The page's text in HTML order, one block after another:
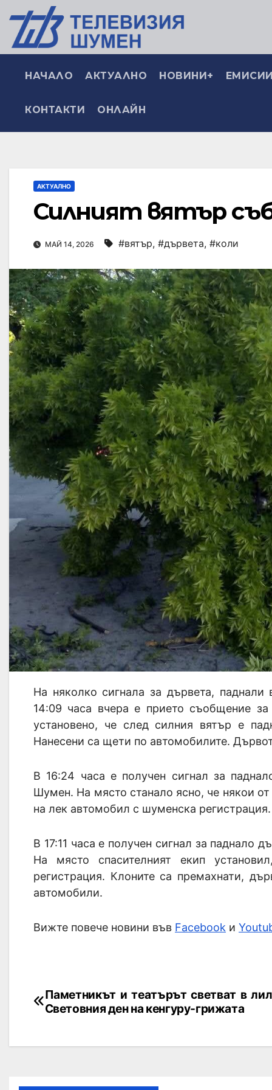
НАЧАЛО АКТУАЛНО НОВИНИ+
КОНТАКТИ ОНЛАЙН
АКТУАЛНО
Силният вятър
МАЙ 14, 2026 #вятър, #дървета, #коли
На няколко сигнала за дървета,
14:09 часа вчера е прието съобщение
установено, че след силния вятър е
Нанесени са щети по автомобилите.
В 16:24 часа е получен сигнал за
Шумен. На място станало ясно, че някои
на лек автомобил с шуменска
В 17:11 часа е получен сигнал за паднало
На място спасителният екип
регистрация. Клоните са премахнати,
автомобили.
Вижте повече новини във Facebook и
Паметникът и театърът светват в
Световния ден на кенгуру-грижата